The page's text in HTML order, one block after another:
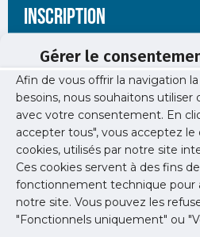
Gérer le
Afin de vous offrir la navigation
besoins, nous souhaitons utiliser
avec votre consentement. En
accepter tous", vous acceptez le
cookies, utilisés par notre site
Ces cookies servent à des fins
fonctionnement technique pour
notre site. Vous pouvez les
"Fonctionnels uniquement" ou
Inscription
[wppb-register
redirect_url="https://www.urps-
physique-et-readaptation/
170022/"]